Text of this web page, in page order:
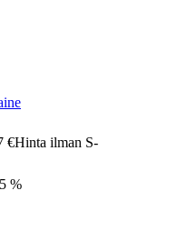
€Hinta ilman S-
%